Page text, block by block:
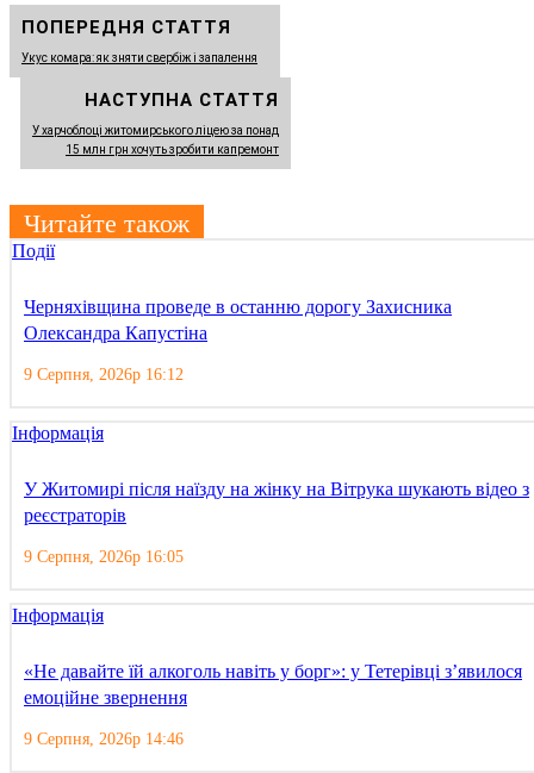
ПОПЕРЕДНЯ СТАТТЯ
Укус комара: як зняти свербіж і запалення
НАСТУПНА СТАТТЯ
У харчоблоці житомирського ліцею за понад
15 млн грн хочуть зробити капремонт
Читайте також
Події
Черняхівщина проведе в останню дорогу Захисника
Олександра Капустіна
9 Серпня, 2026р 16:12
Інформація
У Житомирі після наїзду на жінку на Вітрука шукають відео з
реєстраторів
9 Серпня, 2026р 16:05
Інформація
«Не давайте їй алкоголь навіть у борг»: у Тетерівці з’явилося
емоційне звернення
9 Серпня, 2026р 14:46